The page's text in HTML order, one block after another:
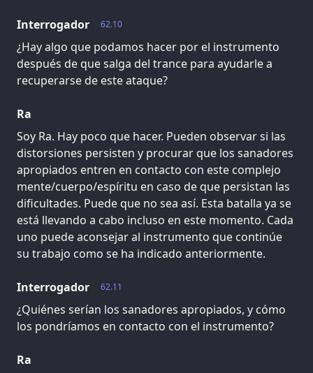
62.10
Interrogador
¿Hay algo que podamos hacer por el instrumento
después de que salga del trance para ayudarle a
recuperarse de este ataque?
Ra
Soy Ra. Hay poco que hacer. Pueden observar si las
distorsiones persisten y procurar que los sanadores
apropiados entren en contacto con este complejo
mente/cuerpo/espíritu en caso de que persistan las
dificultades. Puede que no sea así. Esta batalla ya se
está llevando a cabo incluso en este momento. Cada
uno puede aconsejar al instrumento que continúe
su trabajo como se ha indicado anteriormente.
62.11
Interrogador
¿Quiénes serían los sanadores apropiados, y cómo
los pondríamos en contacto con el instrumento?
Ra